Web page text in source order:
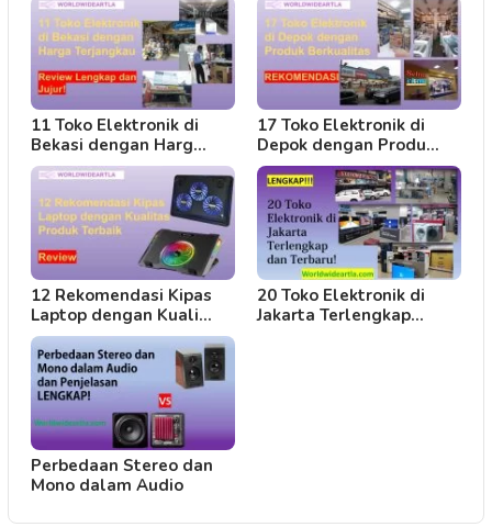
11 Toko Elektronik di
Bekasi dengan Harg…
17 Toko Elektronik di
Depok dengan Produ…
12 Rekomendasi Kipas
Laptop dengan Kuali…
20 Toko Elektronik di
Jakarta Terlengkap…
Perbedaan Stereo dan
Mono dalam Audio